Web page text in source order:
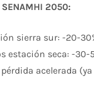
2050:
sierra sur: -20-
estación seca: -30-
acelerada